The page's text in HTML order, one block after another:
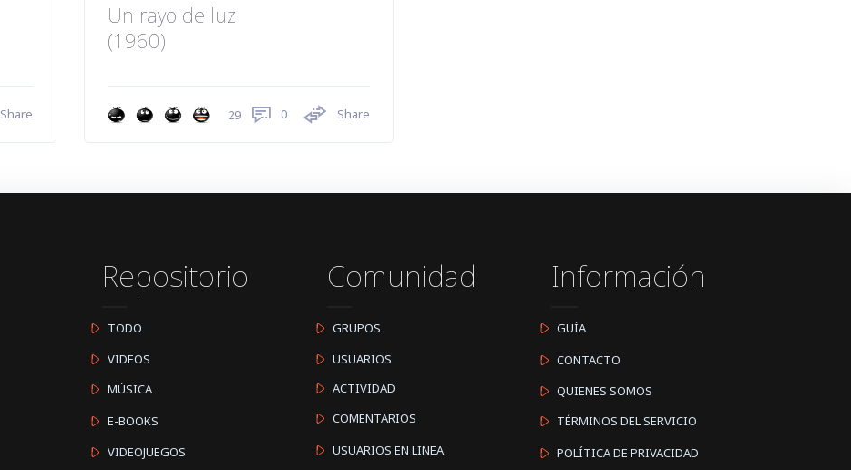
Share
Un rayo de luz
(1960)
29 0 Share
Repositorio
TODO
VIDEOS
MÚSICA
E-BOOKS
VIDEOJUEGOS
Comunidad
GRUPOS
USUARIOS
ACTIVIDAD
COMENTARIOS
USUARIOS EN LINEA
Información
GUÍA
CONTACTO
QUIENES SOMOS
TÉRMINOS DEL SERVICIO
POLÍTICA DE PRIVACIDAD